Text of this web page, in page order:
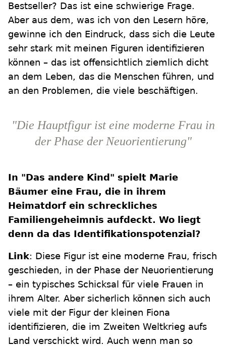
Bestseller? Das ist eine schwierige Frage.
Aber aus dem, was ich von den Lesern höre,
gewinne ich den Eindruck, dass sich die Leute
sehr stark mit meinen Figuren identifizieren
können – das ist offensichtlich ziemlich dicht
an dem Leben, das die Menschen führen, und
an den Problemen, die viele beschäftigen.
"Die Hauptfigur ist eine moderne Frau in
der Phase der Neuorientierung"
In "Das andere Kind" spielt Marie
Bäumer eine Frau, die in ihrem
Heimatdorf ein schreckliches
Familiengeheimnis aufdeckt. Wo liegt
denn da das Identifikationspotenzial?
Link: Diese Figur ist eine moderne Frau, frisch
geschieden, in der Phase der Neuorientierung
– ein typisches Schicksal für viele Frauen in
ihrem Alter. Aber sicherlich können sich auch
viele mit der Figur der kleinen Fiona
identifizieren, die im Zweiten Weltkrieg aufs
Land verschickt wird. Auch wenn man so